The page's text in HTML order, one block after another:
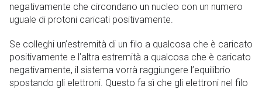
negativamente che circondano un nucleo con un numero
uguale di protoni caricati positivamente.
Se colleghi un’estremità di un filo a qualcosa che è caricato
positivamente e l’altra estremità a qualcosa che è caricato
negativamente, il sistema vorrà raggiungere l’equilibrio
spostando gli elettroni. Questo fa sì che gli elettroni nel filo